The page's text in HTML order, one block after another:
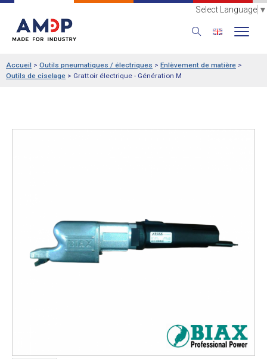
Select Language ▼
Accueil > Outils pneumatiques / électriques > Enlèvement de matière >
Outils de ciselage > Grattoir électrique - Génération M